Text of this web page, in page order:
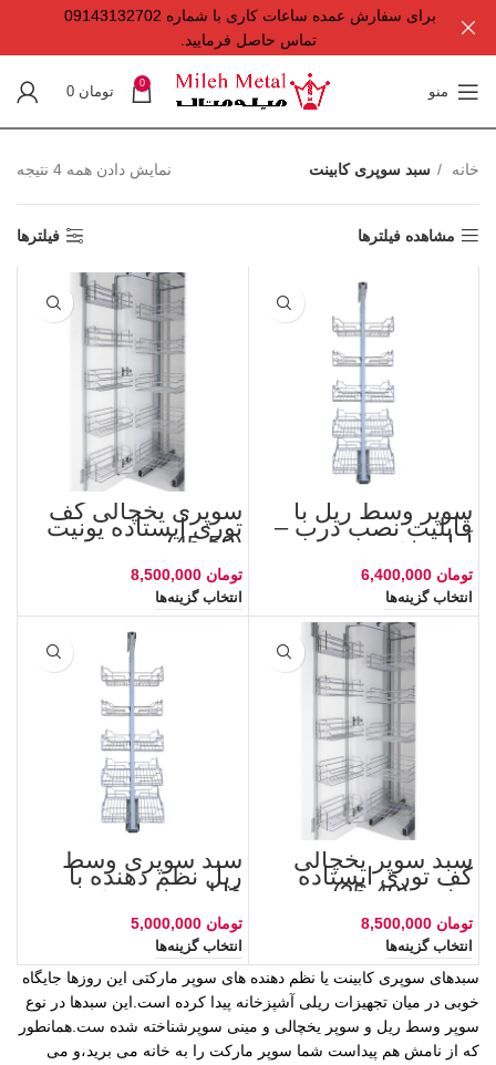
منو
0
تومان
خانه سبد سوپری کابینت نمایش دادن همه 4 نتیجه
مشاهده فیلترها فیلترها
سوپر وسط ریل با
قابلیت نصب درب –
آرام بند
تومان
انتخاب گزینه‌ها
سوپری یخچالی کف
توری ایستاده یونیت
(50-45)
تومان
انتخاب گزینه‌ها
سبد سوپر یخچالی
کف توری ایستاده
یونیت (40-35)
تومان
انتخاب گزینه‌ها
سبد سوپری وسط
ریل نظم دهنده با
قابلیت نصب درب
تومان
انتخاب گزینه‌ها
سبدهای سوپری کابینت یا نظم دهنده های سوپر مارکتی این روزها جایگاه
خوبی در میان تجهیزات ریلی آشپزخانه پیدا کرده است.این سبدها در نوع
سوپر وسط ریل و سوپر یخچالی و مینی سوپرشناخته شده ست.همانطور
که از نامش هم پیداست شما سوپر مارکت را به خانه می برید،و می
تماس حاصل فرمایید.